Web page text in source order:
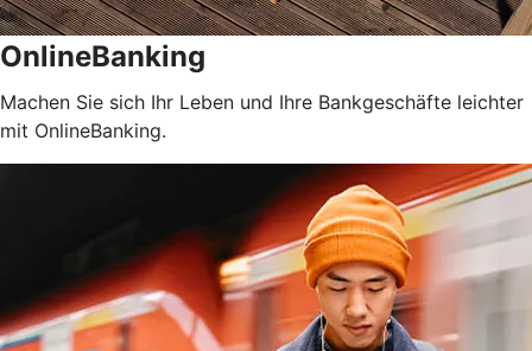
OnlineBanking
Machen Sie sich Ihr Leben und Ihre Bankgeschäfte leichter
mit OnlineBanking.